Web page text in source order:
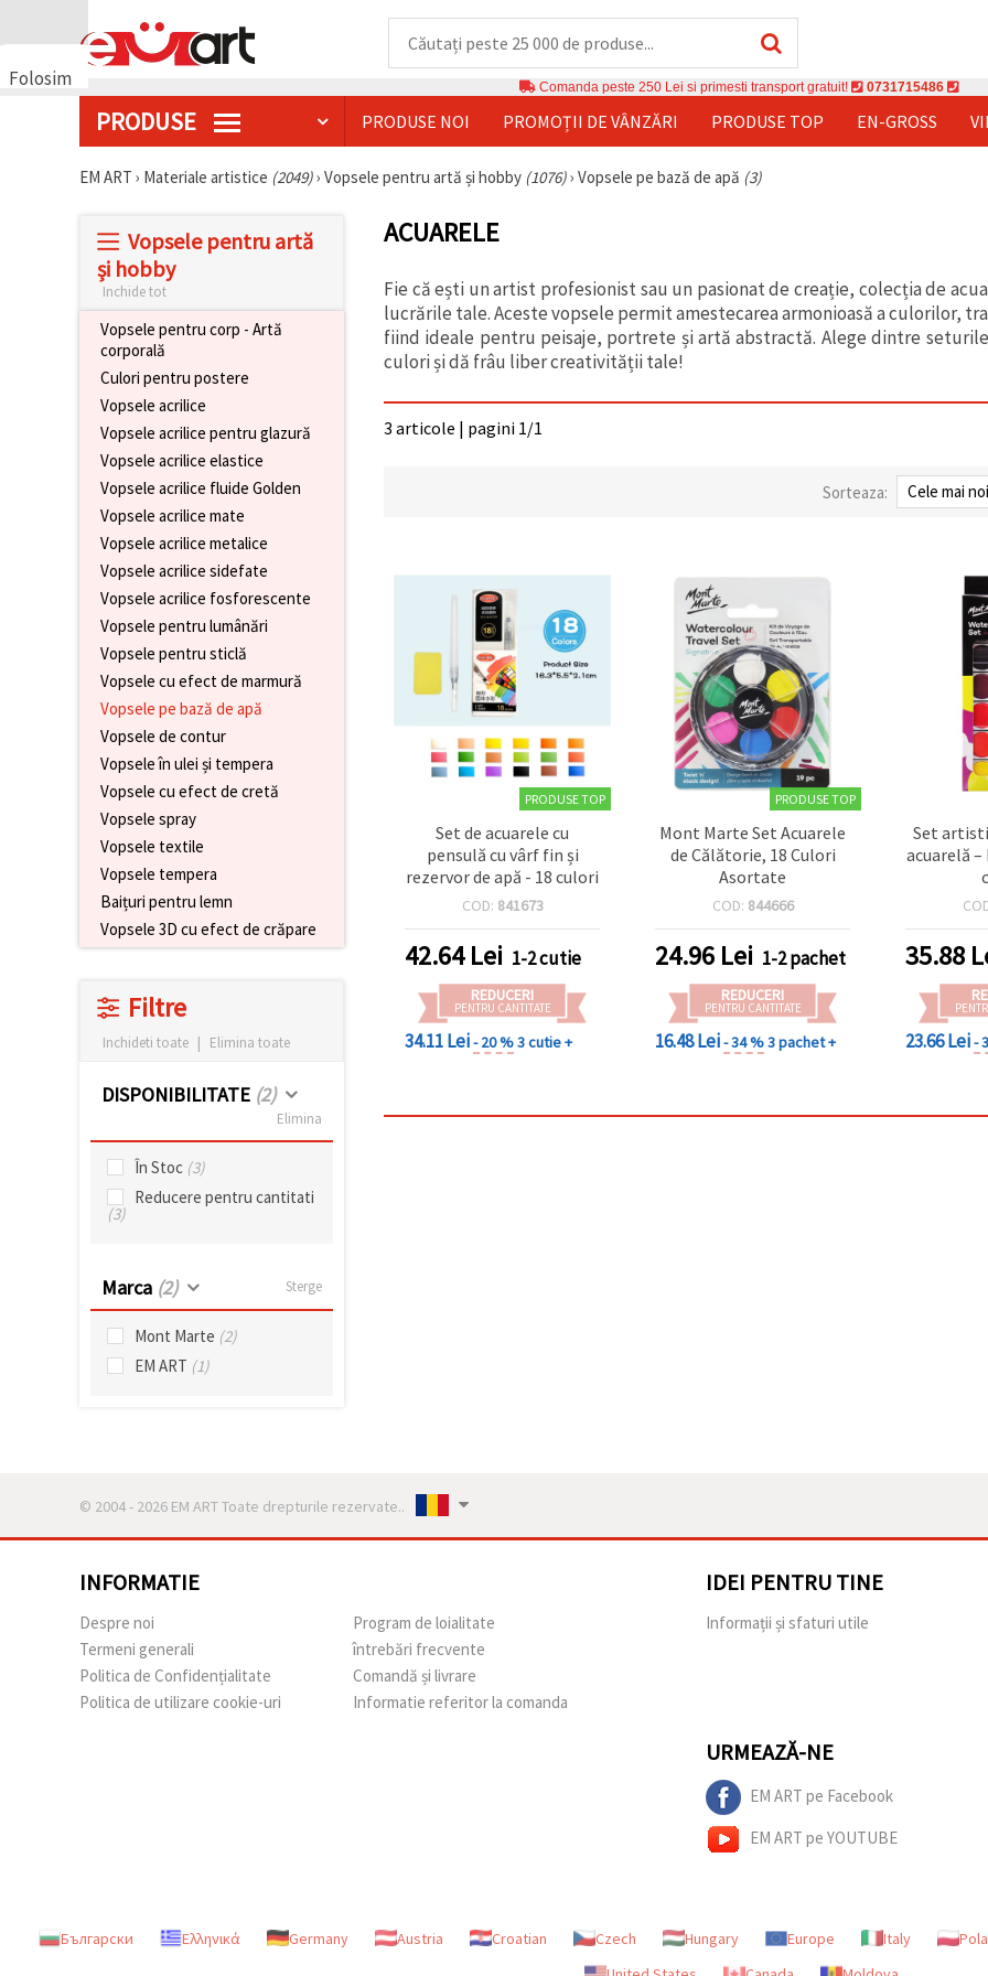
Folosim
Comanda peste 250 Lei si primesti transport gratuit! 0731715486
PRODUSE PRODUSE NOI PROMOȚII DE VÂNZĂRI PRODUSE TOP EN-GROSS
EM ART › Materiale artistice (2049)› Vopsele pentru artă și hobby (1076)› Vopsele pe bază de apă (3)
Vopsele pentru artă
și hobby
Inchide tot
Vopsele pentru corp - Artă
corporală
Culori pentru postere
Vopsele acrilice
Vopsele acrilice pentru glazură
Vopsele acrilice elastice
Vopsele acrilice fluide Golden
Vopsele acrilice mate
Vopsele acrilice metalice
Vopsele acrilice sidefate
Vopsele acrilice fosforescente
Vopsele pentru lumânări
Vopsele pentru sticlă
Vopsele cu efect de marmură
Vopsele pe bază de apă
Vopsele de contur
Vopsele în ulei și tempera
Vopsele cu efect de cretă
Vopsele spray
Vopsele textile
Vopsele tempera
Baițuri pentru lemn
Vopsele 3D cu efect de crăpare
Filtre
Inchideti toate | Elimina toate
DISPONIBILITATE (2)
Elimina
În Stoc (3)
Reducere pentru cantitati
(3)
Marca (2) Sterge
Mont Marte (2)
EM ART (1)
ACUARELE
Fie că ești un artist profesionist sau un pasionat de creație, colecția de
lucrările tale. Aceste vopsele permit amestecarea armonioasă a culorilor,
fiind ideale pentru peisaje, portrete și artă abstractă. Alege dintre
culori și dă frâu liber creativității tale!
3 articole | pagini 1/1
Sorteaza:
PRODUSE TOP
Set de acuarele cu
pensulă cu vârf fin și
rezervor de apă - 18 culori
COD: 841673
42.64Lei 1-2 cutie
REDUCERI
PENTRU CANTITATE
34.11 Lei- 20 %3 cutie +
PRODUSE TOP
Mont Marte Set Acuarele
de Călătorie, 18 Culori
Asortate
COD: 844666
24.96 Lei 1-2 pachet
REDUCERI
PENTRU CANTITATE
16.48 Lei- 34 %3 pachet +
Set
acuarelă
35.88
23.66 Lei-
© 2004 - 2026 EM ART Toate drepturile rezervate..
INFORMATIE
Despre noi
Termeni generali
Politica de Confidențialitate
Politica de utilizare cookie-uri
Program de loialitate
întrebări frecvente
Comandă și livrare
Informatie referitor la comanda
IDEI PENTRU TINE
Informații și sfaturi utile
URMEAZĂ-NE
EM ART pe Facebook
EM ART pe YOUTUBE
Български Ελληνικά Germany Austria Croatian Czech Hungary Europe Italy